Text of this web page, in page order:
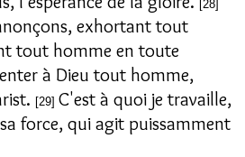
[28]
exhortant tout
tout homme en toute
à Dieu tout homme,
[29] C'est à quoi je travaille,
force, qui agit puissamment